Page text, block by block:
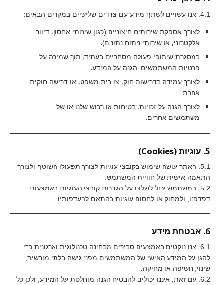
4.1. אנו עשויים לשתף מידע עם צדדים שלישיים במקרים הבאים:
לצורך אספקת שירותים חיצוניים (כגון שירותי אחסון, דיוור
אלקטרוני, או שירותי ניתוח נתונים).
במסגרת שיתופי פעולה מסחריים בעתיד, תוך שמירה על
פרטיות המשתמשים והגנה על המידע.
לצורך עמידה בדרישות חוק, צו בית משפט, או דרישה חוקית
אחרת.
לצורך הגנה על זכויות, בטיחות או רכוש שלנו או של
משתמשים אחרים.
5. עוגיות (Cookies)
5.1. האתר עושה שימוש בקובצי עוגיות לצורך תפעולו השוטף ולצורך
התאמה אישית של חוויית המשתמש.
5.2. המשתמש יכול לשלוט על הגדרות קובצי העוגיות באמצעות
דפדפנו, ולמחוק או לחסום עוגיות בהתאם להעדפותיו.
6. אבטחת מידע
6.1. אנו נוקטים באמצעים סבירים מבחינה טכנולוגית וארגונית כדי
להגן על המידע האישי של המשתמשים מפני גישה בלתי מורשית,
שינוי, חשיפה או מחיקה.
6.2. עם זאת, איננו יכולים להבטיח הגנה מוחלטת על המידע, ולכן כל